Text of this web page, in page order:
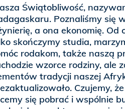
Świątobliwość,
Poznaliśmy się
a ona ekonomię.
skończymy studia,
rodakom, także naszą
wzorce rodziny, ale
tradycji naszej
Czujemy,
się pobrać i wspólnie